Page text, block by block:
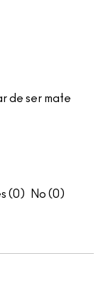
de ser mate
0 0